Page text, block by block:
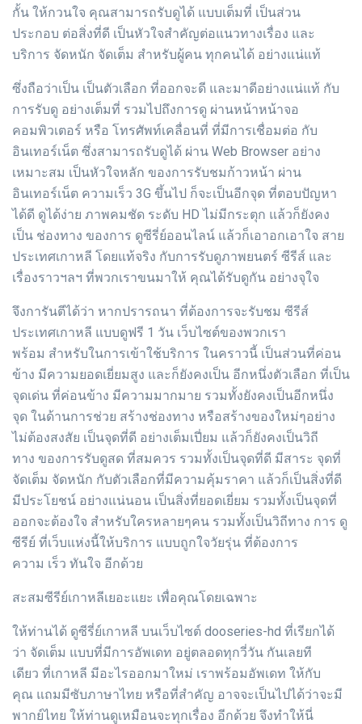
กั้น ให้กวนใจ คุณสามารถรับดูได้ แบบเต็มที่ เป็นส่วน
ประกอบ ต่อสิ่งที่ดี เป็นหัวใจสำคัญต่อแนวทางเรื่อง และ
บริการ จัดหนัก จัดเต็ม สำหรับผู้คน ทุกคนได้ อย่างแน่แท้
ซึ่งถือว่าเป็น เป็นตัวเลือก ที่ออกจะดี และมาดีอย่างแน่แท้ กับ
การรับดู อย่างเต็มที่ รวมไปถึงการดู ผ่านหน้าหน้าจอ
คอมพิวเตอร์ หรือ โทรศัพท์เคลื่อนที่ ที่มีการเชื่อมต่อ กับ
อินเทอร์เน็ต ซึ่งสามารถรับดูได้ ผ่าน Web Browser อย่าง
เหมาะสม เป็นหัวใจหลัก ของการรับชมก้าวหน้า ผ่าน
อินเทอร์เน็ต ความเร็ว 3G ขึ้นไป ก็จะเป็นอีกจุด ที่ตอบปัญหา
ได้ดี ดูได้ง่าย ภาพคมชัด ระดับ HD ไม่มีกระตุก แล้วก็ยังคง
เป็น ช่องทาง ของการ ดูซีรี่ย์ออนไลน์ แล้วก็เอาอกเอาใจ สาย
ประเทศเกาหลี โดยแท้จริง กับการรับดูภาพยนตร์ ซีรีส์ และ
เรื่องราวฯลฯ ที่พวกเราขนมาให้ คุณได้รับดูกัน อย่างจุใจ
จึงการันตีได้ว่า หากปรารถนา ที่ต้องการจะรับชม ซีรีส์
ประเทศเกาหลี แบบดูฟรี 1 วัน เว็บไซต์ของพวกเรา
พร้อม สำหรับในการเข้าใช้บริการ ในคราวนี้ เป็นส่วนที่ค่อน
ข้าง มีความยอดเยี่ยมสูง และก็ยังคงเป็น อีกหนึ่งตัวเลือก ที่เป็น
จุดเด่น ที่ค่อนข้าง มีความมากมาย รวมทั้งยังคงเป็นอีกหนึ่ง
จุด ในด้านการช่วย สร้างช่องทาง หรือสร้างของใหม่ๆอย่าง
ไม่ต้องสงสัย เป็นจุดที่ดี อย่างเต็มเปี่ยม แล้วก็ยังคงเป็นวิถี
ทาง ของการรับดูสด ที่สมควร รวมทั้งเป็นจุดที่ดี มีสาระ จุดที่
จัดเต็ม จัดหนัก กับตัวเลือกที่มีความคุ้มราคา แล้วก็เป็นสิ่งที่ดี
มีประโยชน์ อย่างแน่นอน เป็นสิ่งที่ยอดเยี่ยม รวมทั้งเป็นจุดที่
ออกจะต้องใจ สำหรับใครหลายๆคน รวมทั้งเป็นวิถีทาง การ ดู
ซีรีย์ ที่เว็บแห่งนี้ให้บริการ แบบถูกใจวัยรุ่น ที่ต้องการ
ความ เร็ว ทันใจ อีกด้วย
สะสมซีรีย์เกาหลีเยอะแยะ เพื่อคุณโดยเฉพาะ
ให้ท่านได้ ดูซีรี่ย์เกาหลี บนเว็บไซต์ dooseries-hd ที่เรียกได้
ว่า จัดเต็ม แบบที่มีการอัพเดท อยู่ตลอดทุกวี่วัน กันเลยที
เดียว ที่เกาหลี มีอะไรออกมาใหม่ เราพร้อมอัพเดท ให้กับ
คุณ แถมมีซับภาษาไทย หรือที่สำคัญ อาจจะเป็นไปได้ว่าจะมี
พากย์ไทย ให้ท่านดูเหมือนจะทุกเรื่อง อีกด้วย จึงทำให้นี่